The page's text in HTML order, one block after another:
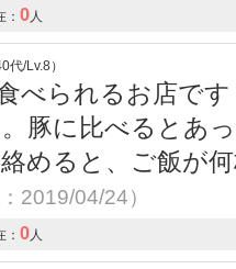
： 0人
/Lv.8）
べられるお店で
豚に比べるとあ
めると、ご飯が
2019/04/24）
： 0人